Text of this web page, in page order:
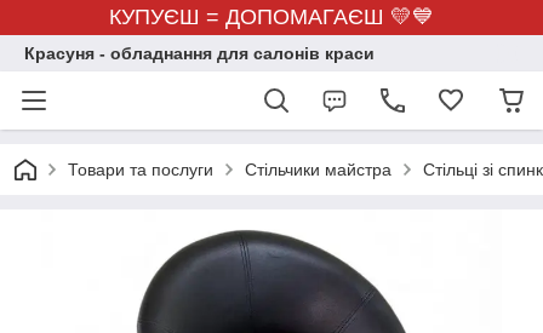
КУПУЄШ = ДОПОМАГАЄШ 💛💙
Красуня - обладнання для салонів краси
Товари та послуги Стільчики майстра Стільці зі